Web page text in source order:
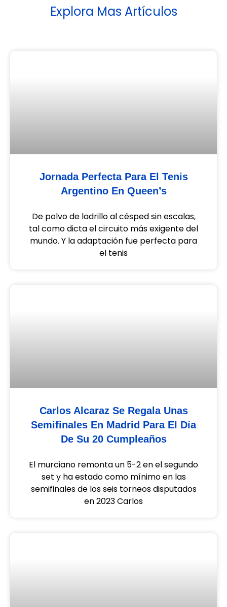
Explora Mas Artículos
Jornada Perfecta Para El Tenis
Argentino En Queen’s
De polvo de ladrillo al césped sin escalas,
tal como dicta el circuito más exigente del
mundo. Y la adaptación fue perfecta para
el tenis
Carlos Alcaraz Se Regala Unas
Semifinales En Madrid Para El Día
De Su 20 Cumpleaños
El murciano remonta un 5-2 en el segundo
set y ha estado como mínimo en las
semifinales de los seis torneos disputados
en 2023 Carlos